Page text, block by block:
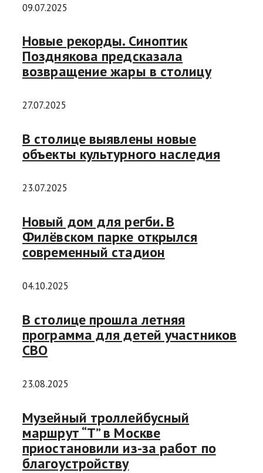
09.07.2025
Новые рекорды. Синоптик
Позднякова предсказала
возвращение жары в столицу
27.07.2025
В столице выявлены новые
объекты культурного наследия
23.07.2025
Новый дом для регби. В
Филёвском парке открылся
современный стадион
04.10.2025
В столице прошла летняя
программа для детей участников
СВО
23.08.2025
Музейный троллейбусный
маршрут “Т” в Москве
приостановили из-за работ по
благоустройству